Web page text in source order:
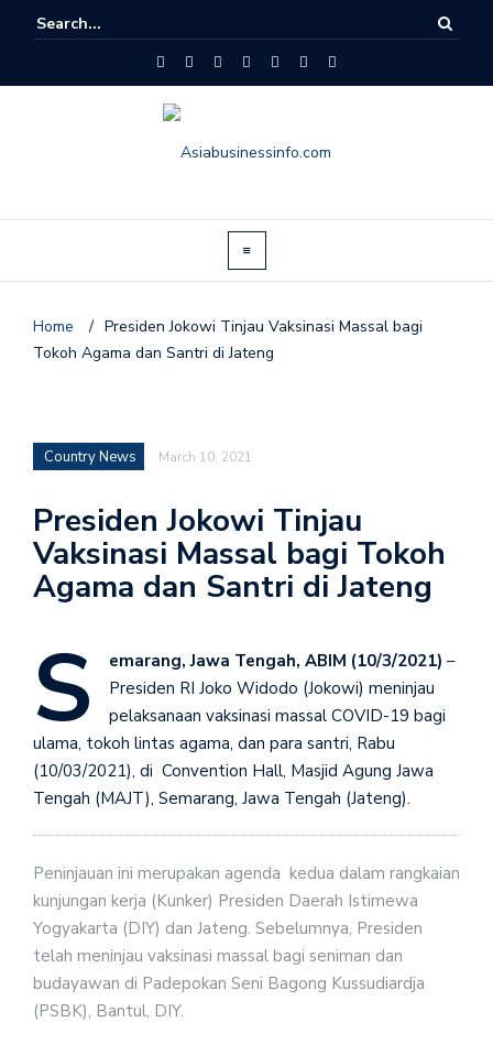
Home / Presiden Jokowi Tinjau Vaksinasi Massal bagi
Tokoh Agama dan Santri di Jateng
Country News March 10, 2021
Presiden Jokowi Tinjau
Vaksinasi Massal bagi Tokoh
Agama dan Santri di Jateng
S emarang, Jawa Tengah, ABIM (10/3/2021) –
Presiden RI Joko Widodo (Jokowi) meninjau
pelaksanaan vaksinasi massal COVID-19 bagi
ulama, tokoh lintas agama, dan para santri, Rabu
(10/03/2021), di Convention Hall, Masjid Agung Jawa
Tengah (MAJT), Semarang, Jawa Tengah (Jateng).
Peninjauan ini merupakan agenda kedua dalam rangkaian
kunjungan kerja (Kunker) Presiden Daerah Istimewa
Yogyakarta (DIY) dan Jateng. Sebelumnya, Presiden
telah meninjau vaksinasi massal bagi seniman dan
budayawan di Padepokan Seni Bagong Kussudiardja
(PSBK), Bantul, DIY.